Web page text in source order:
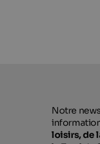
Notre
loisirs, de